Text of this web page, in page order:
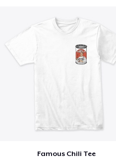
Famous Chili Tee